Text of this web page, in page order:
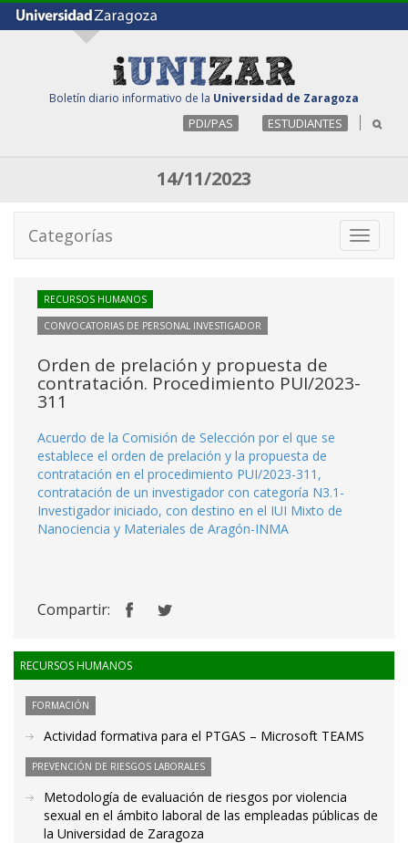
Boletín diario informativo de la Universidad de Zaragoza
PDI/PAS ESTUDIANTES
14/11/2023
Toggle
Categorías
RECURSOS HUMANOS
CONVOCATORIAS DE PERSONAL INVESTIGADOR
Orden de prelación y propuesta de
contratación. Procedimiento PUI/2023-
311
Acuerdo de la Comisión de Selección por el que se
establece el orden de prelación y la propuesta de
contratación en el procedimiento PUI/2023-311,
contratación de un investigador con categoría N3.1-
Investigador iniciado, con destino en el IUI Mixto de
Nanociencia y Materiales de Aragón-INMA
Compartir:
RECURSOS HUMANOS
FORMACIÓN
Actividad formativa para el PTGAS – Microsoft TEAMS
PREVENCIÓN DE RIESGOS LABORALES
Metodología de evaluación de riesgos por violencia
sexual en el ámbito laboral de las empleadas públicas de
la Universidad de Zaragoza